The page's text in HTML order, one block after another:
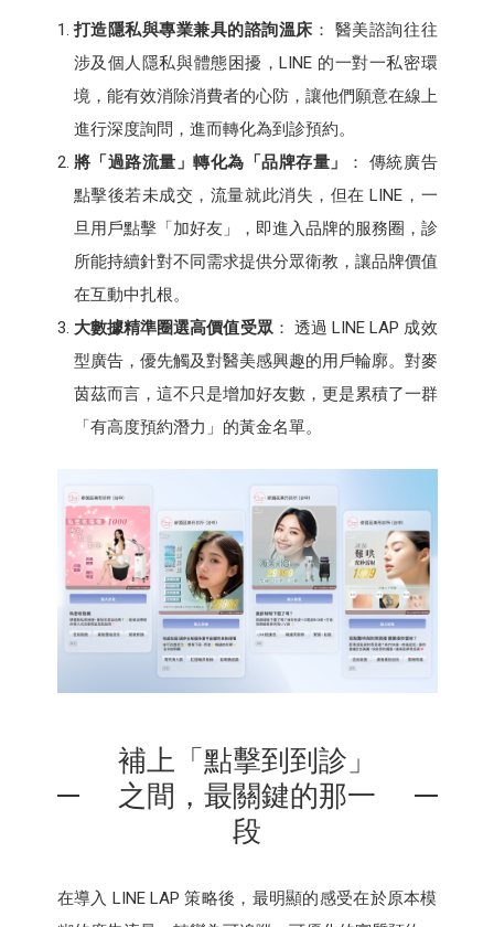
打造隱私與專業兼具的諮詢溫床 ： 醫美諮詢往往
涉及個人隱私與體態困擾，LINE 的一對一私密環
境，能有效消除消費者的心防，讓他們願意在線上
進行深度詢問，進而轉化為到診預約。
將「過路流量」轉化為「品牌存量」
： 傳統廣告
點擊後若未成交，流量就此消失，但在 LINE，一
旦用戶點擊「加好友」，即進入品牌的服務圈，診
所能持續針對不同需求提供分眾衛教，讓品牌價值
在互動中扎根。
大數據精準圈選高價值受眾： 透過 LINE LAP 成效
型廣告，優先觸及對醫美感興趣的用戶輪廓。對麥
茵茲而言，這不只是增加好友數，更是累積了一群
「有高度預約潛力」的黃金名單。
補上「點擊到到診」
之間，最關鍵的那一
段
在導入 LINE LAP 策略後，最明顯的感受在於原本模